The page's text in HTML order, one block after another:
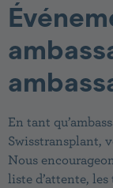
En tant
Swisstransplant,
Nous
liste d’attente,